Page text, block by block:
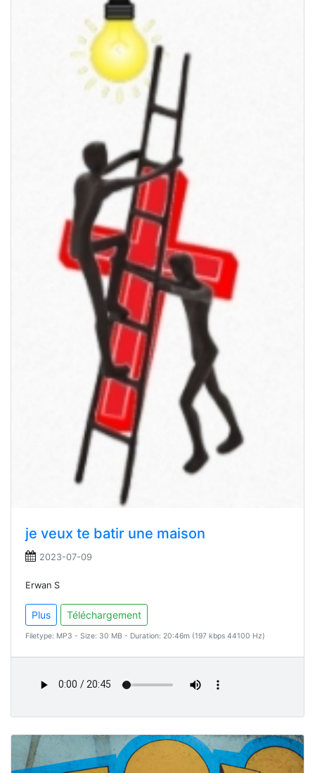
je veux te batir une maison
2023-07-09
Erwan S
Plus Téléchargement
Filetype: MP3 - Size: 30 MB - Duration: 20:46m (197 kbps 44100 Hz)